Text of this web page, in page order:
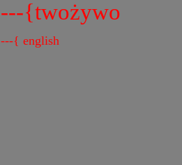
---{twożywo
---{ english